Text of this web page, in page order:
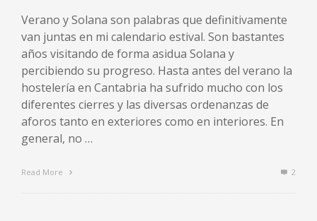
Verano y Solana son palabras que definitivamente
van juntas en mi calendario estival. Son bastantes
años visitando de forma asidua Solana y
percibiendo su progreso. Hasta antes del verano la
hostelería en Cantabria ha sufrido mucho con los
diferentes cierres y las diversas ordenanzas de
aforos tanto en exteriores como en interiores. En
general, no …
Read More 2